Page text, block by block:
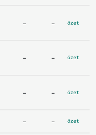
- - özet
- - özet
- - özet
- - özet